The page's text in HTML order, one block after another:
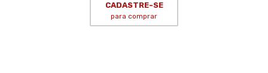
CADASTRE-SE
para comprar